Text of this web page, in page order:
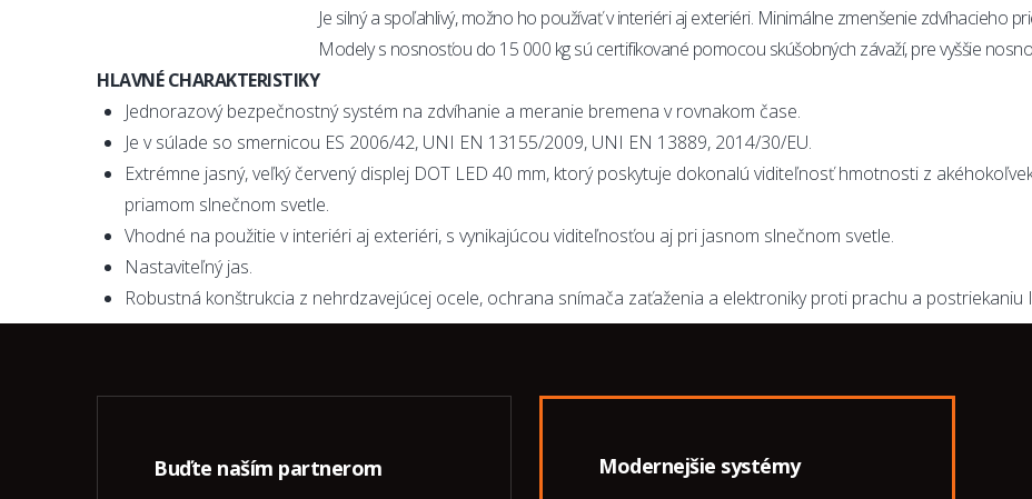
Je silný a spoľahlivý, možno ho používať v interiéri aj exteriéri. Minimálne zmenšenie zdvíhacieho
Modely s nosnosťou do 15 000 kg sú certifikované pomocou skúšobných závaží, pre vyššie
HLAVNÉ CHARAKTERISTIKY
Jednorazový bezpečnostný systém na zdvíhanie a meranie bremena v rovnakom čase.
Je v súlade so smernicou ES 2006/42, UNI EN 13155/2009, UNI EN 13889, 2014/30/EU.
Extrémne jasný, veľký červený displej DOT LED 40 mm, ktorý poskytuje dokonalú viditeľnosť hmotnosti z
priamom slnečnom svetle.
Vhodné na použitie v interiéri aj exteriéri, s vynikajúcou viditeľnosťou aj pri jasnom slnečnom svetle.
Nastaviteľný jas.
Robustná konštrukcia z nehrdzavejúcej ocele, ochrana snímača zaťaženia a elektroniky proti prachu a postriekaniu
Buďte naším partnerom Modernejšie systémy